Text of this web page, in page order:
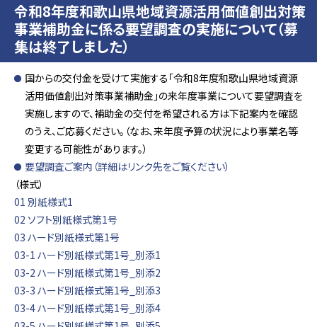
令和8年度和歌山県地域資源活用価値創出対策
事業補助金に係る要望調査の実施について（募
集は終了しました）
国からの交付金を受けて実施する「令和8年度和歌山県地域資源
活用価値創出対策事業補助金」の来年度事業について要望調査を
実施しますので、補助金の交付を希望される方は下記案内を確認
のうえ、ご応募ください。（なお、来年度予算の状況により事業名等
変更する可能性があります。）
要望調査ご案内（詳細はリンク先をご覧ください）
（様式）
01 別紙様式1
02 ソフト別紙様式第1号
03 ハード別紙様式第1号
03-1 ハード別紙様式第1号_別添1
03-2 ハード別紙様式第1号_別添2
03-3 ハード別紙様式第1号_別添3
03-4 ハード別紙様式第1号_別添4